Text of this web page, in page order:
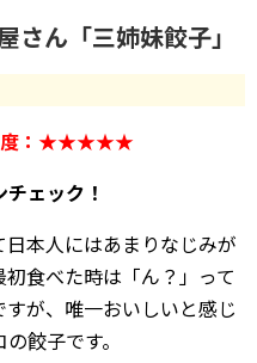
さん「三姉妹餃子」
： ★★★★★
ェック！
日本人にはあまりなじみが
初食べた時は「ん？」って
すが、唯一おいしいと感じ
餃子です。